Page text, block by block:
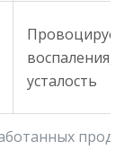
Провоцирует
воспаления,
усталость